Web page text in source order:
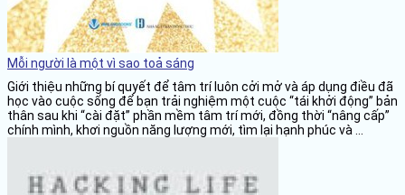
Mỗi người là một vì sao toả sáng
Giới thiệu những bí quyết để tâm trí luôn cởi mở và áp dụng điều đã
học vào cuộc sống để bạn trải nghiệm một cuộc “tái khởi động” bản
thân sau khi “cài đặt” phần mềm tâm trí mới, đồng thời “nâng cấp”
chính mình, khơi nguồn năng lượng mới, tìm lại hạnh phúc và ...